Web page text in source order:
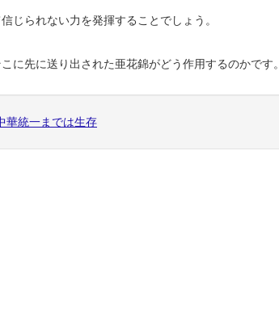
じられない力を発揮することでしょう。
に先に送り出された亜花錦がどう作用するのかです。
華統一までは生存